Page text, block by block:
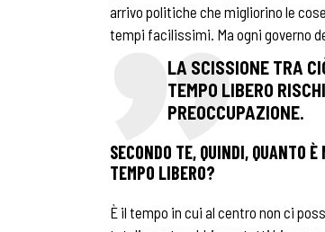
arrivo politiche che migliorino le
tempi facilissimi. Ma ogni governo
LA SCISSIONE TRA
TEMPO LIBERO
PREOCCUPAZIONE.
SECONDO TE, QUINDI, QUANTO
TEMPO LIBERO?
È il tempo in cui al centro non ci